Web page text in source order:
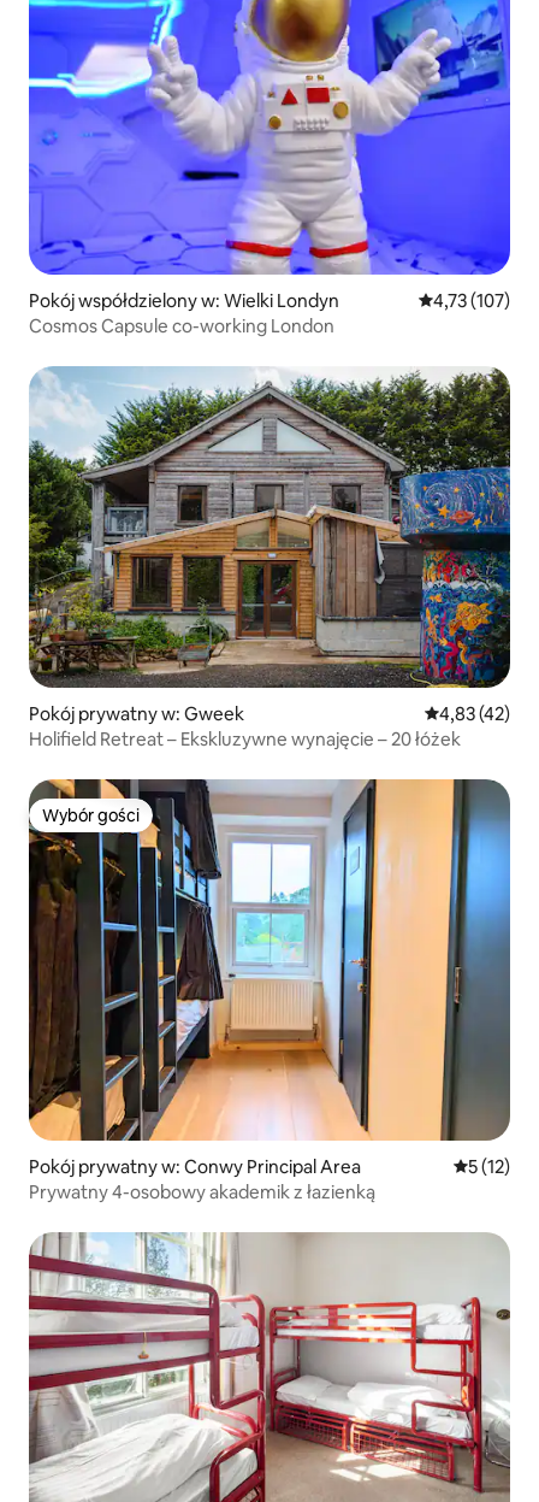
Pokój współdzielony w: Wielki Londyn Średnia
4,73 (107)
Cosmos Capsule co-working London
Pokój prywatny w: Gweek Średnia
4,83 (42)
Holifield Retreat – Ekskluzywne wynajęcie – 20 łóżek
Wybór gości
Wybór gości
Pokój prywatny w: Conwy Principal Area Średnia
5 (12)
Prywatny 4-osobowy akademik z łazienką